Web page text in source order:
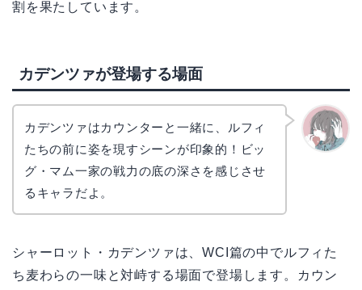
割を果たしています。
カデンツァが登場する場面
カデンツァはカウンターと一緒に、ルフィ
たちの前に姿を現すシーンが印象的！ビッ
グ・マム一家の戦力の底の深さを感じさせ
るキャラだよ。
シャーロット・カデンツァは、WCI篇の中でルフィた
ち麦わらの一味と対峙する場面で登場します。カウン